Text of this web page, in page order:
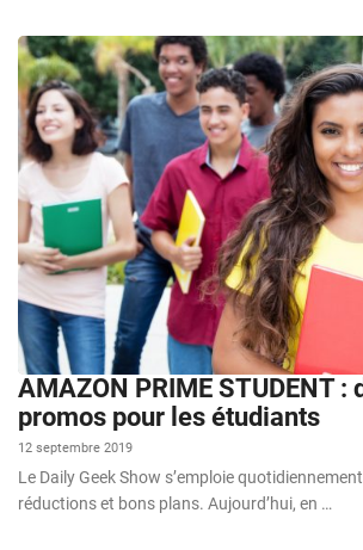
AMAZON PRIME STUDENT :
promos pour les étudiants
12 septembre 2019
Le Daily Geek Show s’emploie
réductions et bons plans. Aujourd’hui, en …